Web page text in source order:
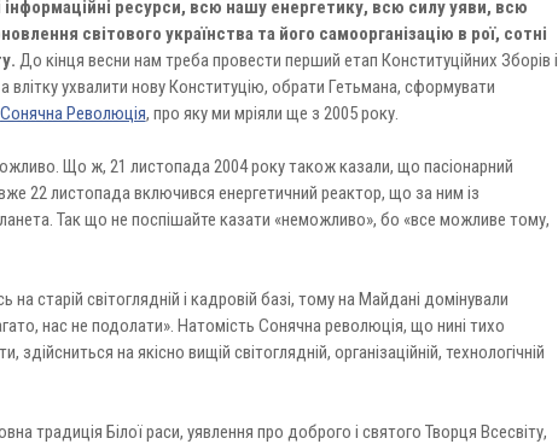
інформаційні ресурси, всю нашу енергетику, всю силу уяви, всю
світового українства та його самоорганізацію в рої, сотні
До кінця весни нам треба провести перший етап Конституційних Зборів і
влітку ухвалити нову Конституцію, обрати Гетьмана, сформувати
Сонячна Революція, про яку ми мріяли ще з 2005 року.
Що ж, 21 листопада 2004 року також казали, що пасіонарний
22 листопада включився енергетичний реактор, що за ним із
Так що не поспішайте казати «неможливо», бо «все можливе тому,
старій світоглядній і кадровій базі, тому на Майдані домінували
нас не подолати». Натомість Сонячна революція, що нині тихо
здійсниться на якісно вищій світоглядній, організаційній, технологічній
традиція Білої раси, уявлення про доброго і святого Творця Всесвіту,